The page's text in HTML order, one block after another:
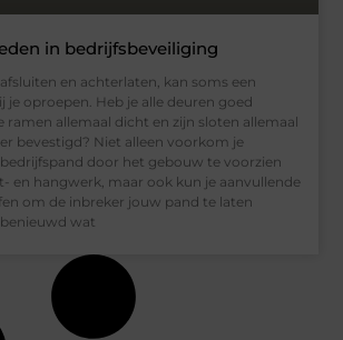
in bedrijfsbeveiliging
en achterlaten, kan soms een
je oproepen. Heb je alle deuren goed
ramen allemaal dicht en zijn sloten allemaal
bevestigd? Niet alleen voorkom je
door het gebouw te voorzien
en hangwerk, maar ook kun je aanvullende
om de inbreker jouw pand te laten
wat